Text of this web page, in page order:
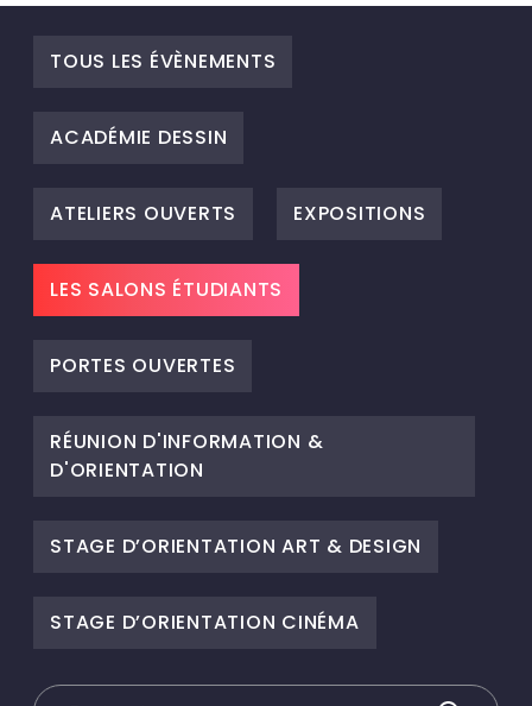
TOUS LES ÉVÈNEMENTS
ACADÉMIE DESSIN
ATELIERS OUVERTS EXPOSITIONS
LES SALONS ÉTUDIANTS
PORTES OUVERTES
RÉUNION D'INFORMATION &
D'ORIENTATION
STAGE D’ORIENTATION ART & DESIGN
STAGE D’ORIENTATION CINÉMA